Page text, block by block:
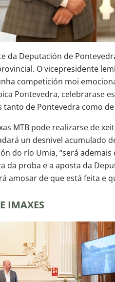
da Deputación de
O vicepresidente
competición moi
Pontevedra, celebrarase
tanto de Pontevedra como de
MTB pode realizarse de
un desnivel acumulado
do río Umia, “será
da proba e a aposta da
amosar de que está feita e
IMAXES